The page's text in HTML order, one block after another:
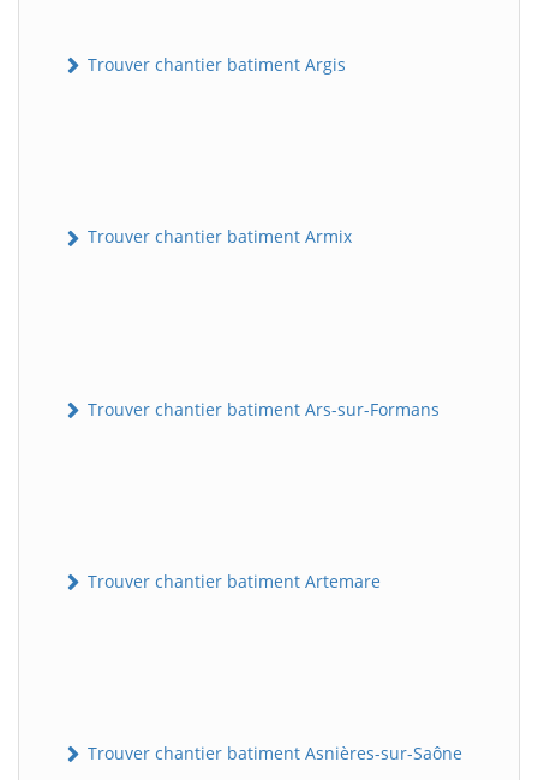
Trouver chantier batiment Argis
Trouver chantier batiment Armix
Trouver chantier batiment Ars-sur-Formans
Trouver chantier batiment Artemare
Trouver chantier batiment Asnières-sur-Saône